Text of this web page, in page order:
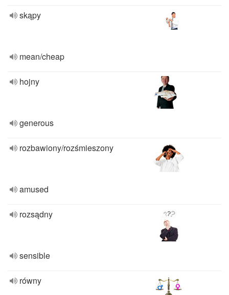
skąpy
mean/cheap
hojny
generous
rozbawiony/rozśmieszony
amused
rozsądny
sensible
równy